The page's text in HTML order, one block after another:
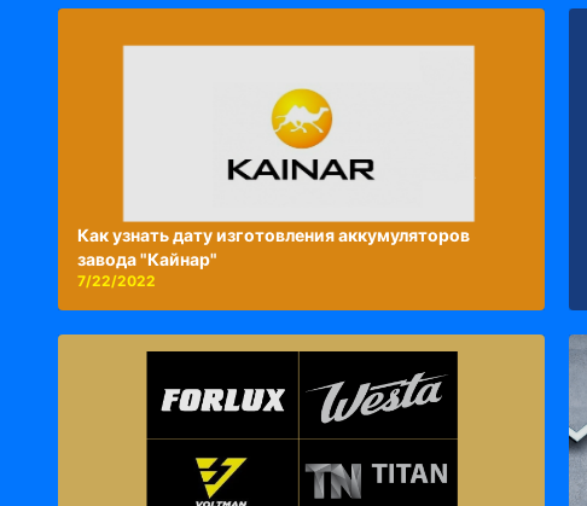
Как узнать дату изготовления аккумуляторов
завода "Кайнар"
7/22/2022